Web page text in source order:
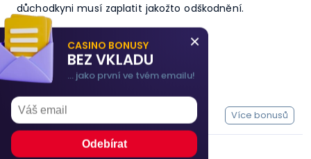
důchodkyni musí zaplatit jakožto odškodnění.
Casino bonusy
Nejnovější bonusy Více bonusů
×
CASINO BONUSY
BEZ VKLADU
... jako první ve tvém emailu!